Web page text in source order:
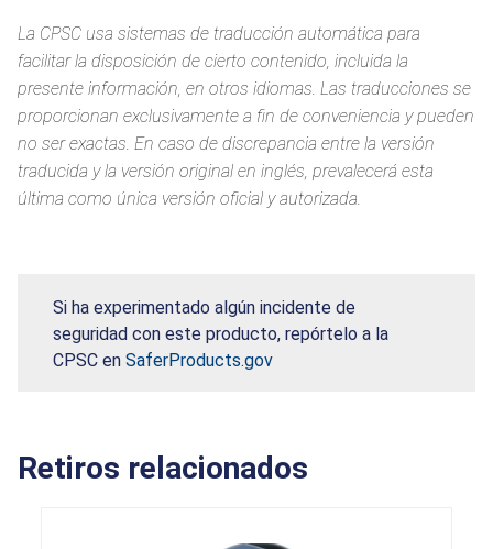
La CPSC usa sistemas de traducción automática para
facilitar la disposición de cierto contenido, incluida la
presente información, en otros idiomas. Las traducciones se
proporcionan exclusivamente a fin de conveniencia y pueden
no ser exactas. En caso de discrepancia entre la versión
traducida y la versión original en inglés, prevalecerá esta
última como única versión oficial y autorizada.
Si ha experimentado algún incidente de
seguridad con este producto, repórtelo a la
CPSC en SaferProducts.gov
Retiros relacionados